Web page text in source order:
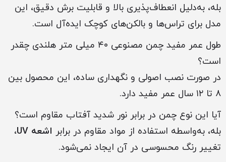
بله، به‌دلیل انعطاف‌پذیری بالا و قابلیت برش دقیق، این
مدل برای تراس‌ها و بالکن‌های کوچک ایده‌آل است.
طول عمر مفید چمن مصنوعی ۴۰ میلی متر هلندی چقدر
است؟
در صورت نصب اصولی و نگهداری ساده، این محصول بین
۸ تا ۱۲ سال عمر مفید دارد.
آیا این نوع چمن در برابر نور شدید آفتاب مقاوم است؟
بله، به‌واسطه استفاده از مواد مقاوم در برابر اشعه UV
،
تغییر رنگ محسوسی در آن ایجاد نمی‌شود.